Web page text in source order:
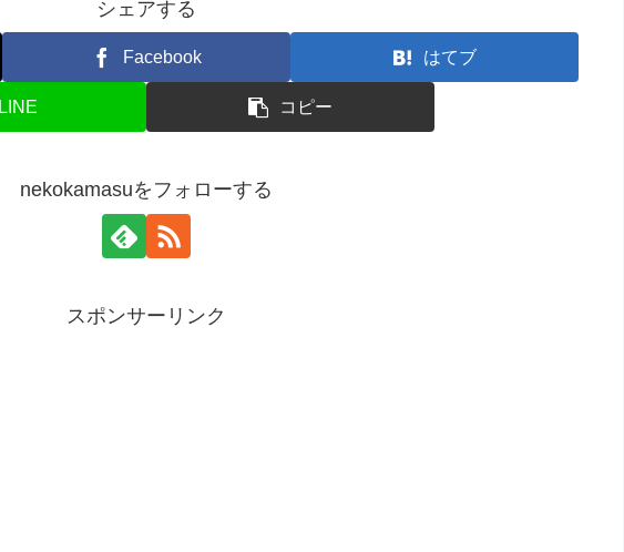
シェアする
Facebook はてブ
LINE コピー
nekokamasuをフォローする
スポンサーリンク